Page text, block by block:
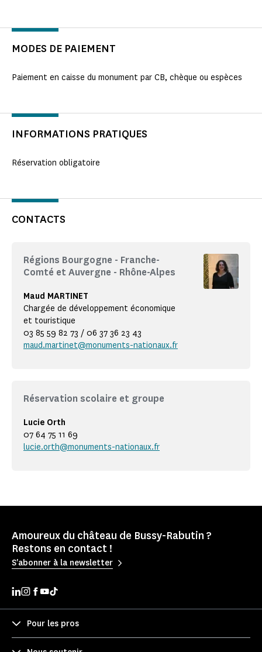
MODES DE PAIEMENT
Paiement en caisse du monument par CB, chèque ou espèces
INFORMATIONS PRATIQUES
Réservation obligatoire
CONTACTS
Régions Bourgogne - Franche-
Comté et Auvergne - Rhône-Alpes
Maud MARTINET
Chargée de développement économique
et touristique
03 85 59 82 73 / 06 37 36 23 43
maud.martinet@monuments-nationaux.fr
Réservation scolaire et groupe
Lucie Orth
07 64 75 11 69
lucie.orth@monuments-nationaux.fr
Amoureux du château de Bussy-Rabutin ?
Restons en contact !
S'abonner à la newsletter
Pour les pros